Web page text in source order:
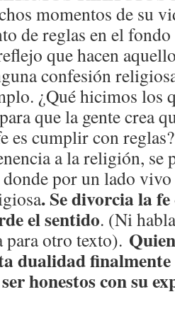
momentos de su
de reglas en el
que hacen
confesión
¿Qué hicimos los
que la gente crea
es cumplir con
a la religión, se
donde por un lado
. Se divorcia la
el sentido. (Ni
para otro texto).
dualidad
honestos con su